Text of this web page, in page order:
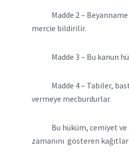
Madde 2 –
mercie bildirilir.
Madde 3 – Bu kanun
Madde 4 – Tabiler,
vermeye mecburdurlar.
Bu hüküm, cemiyet ve
zamanını gösteren